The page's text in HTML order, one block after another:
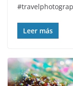
Leer más